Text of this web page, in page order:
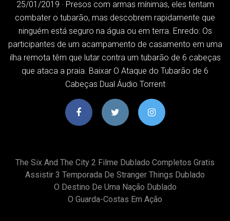
25/01/2019 · Presos com armas mínimas, eles tentam
combater o tubarão, mas descobrem rapidamente que
ninguém está seguro na água ou em terra. Enredo: Os
participantes de um acampamento de casamento em uma
ilha remota têm que lutar contra um tubarão de 6 cabeças
que ataca a praia. Baixar O Ataque do Tubarão de 6
Cabeças Dual Áudio Torrent
The Six And The City 2 Filme Dublado Completos Gratis
Assistir 3 Temporada De Stranger Things Dublado
O Destino De Uma Nação Dublado
O Guarda-Costas Em Ação